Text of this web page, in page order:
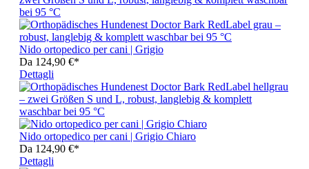
Nido ortopedico per cani | Grigio
Da 124,90 €*
Dettagli
Nido ortopedico per cani | Grigio Chiaro
Da 124,90 €*
Dettagli